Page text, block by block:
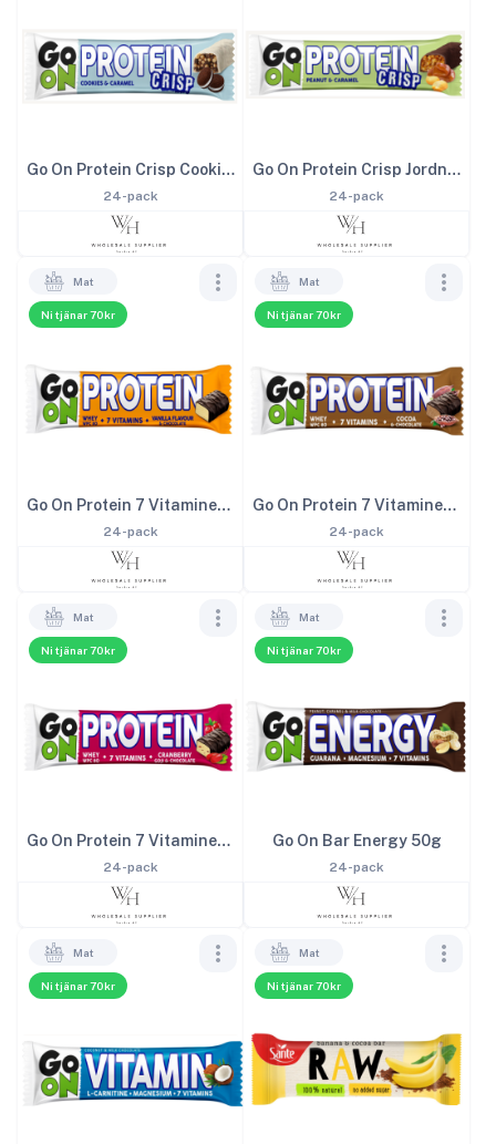
Go On Protein Crisp Cookies 50g
24-pack
Go On Protein Crisp Jordnöt 50g
24-pack
Ni tjänar 70kr
Mat
Go On Protein 7 Vitaminer Vanilj 50g
24-pack
Ni tjänar 70kr
Mat
Go On Protein 7 Vitaminer Kakao 50g
24-pack
Ni tjänar 70kr
Mat
Go On Protein 7 Vitaminer Tranbär 50g
24-pack
Ni tjänar 70kr
Mat
Go On Bar Energy 50g
24-pack
Ni tjänar 70kr
Mat
Ni tjänar 70kr
Mat